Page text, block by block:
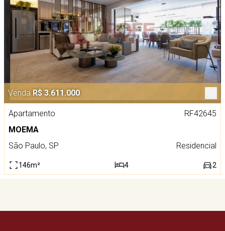
Venda R$ 3.611.000
Apartamento
RF42645
MOEMA
São Paulo, SP
Residencial
146m² 4 2